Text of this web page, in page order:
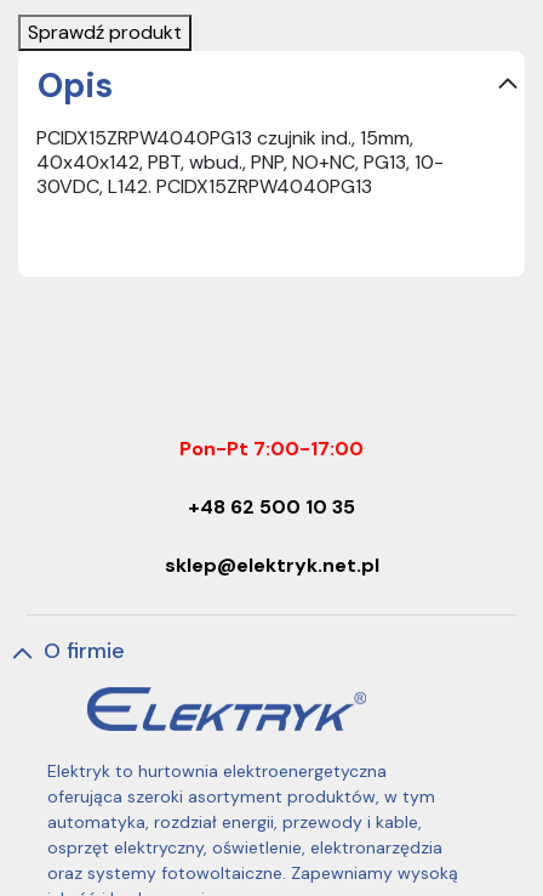
Sprawdź produkt
Opis
PCIDX15ZRPW4040PG13 czujnik ind., 15mm,
40x40x142, PBT, wbud., PNP, NO+NC, PG13, 10-
30VDC, L142. PCIDX15ZRPW4040PG13
Pon-Pt 7:00-17:00
+48 62 500 10 35
sklep@elektryk.net.pl
O firmie
Elektryk to hurtownia elektroenergetyczna
oferująca szeroki asortyment produktów, w tym
automatyka, rozdział energii, przewody i kable,
osprzęt elektryczny, oświetlenie, elektronarzędzia
oraz systemy fotowoltaiczne. Zapewniamy wysoką